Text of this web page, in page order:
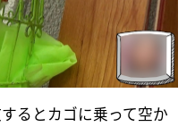
るとカゴに乗って空か